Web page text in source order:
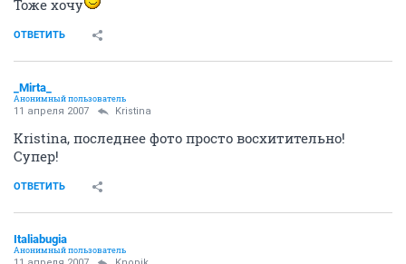
Тоже хочу
ОТВЕТИТЬ
_Mirta_
Анонимный пользователь
11 апреля 2007 Kristina
Kristina, последнее фото просто восхитительно!
Супер!
ОТВЕТИТЬ
Italiabugia
Анонимный пользователь